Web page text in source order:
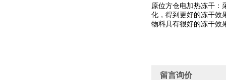
原位方仓电加热冻干：
化，得到更好的冻干效
物料具有很好的冻干效
留言询价